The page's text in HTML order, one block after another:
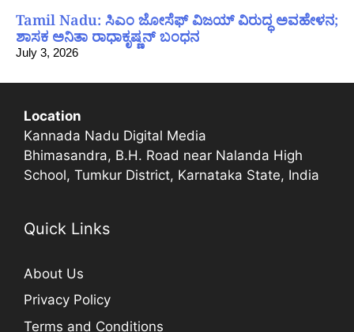
Tamil Nadu: ಸಿಎಂ ಜೋಸೆಫ್ ವಿಜಯ್ ವಿರುದ್ಧ ಅವಹೇಳನ;
ಶಾಸಕ ಅನಿತಾ ರಾಧಾಕೃಷ್ಣನ್ ಬಂಧನ
July 3, 2026
Location
Kannada Nadu Digital Media
Bhimasandra, B.H. Road near Nalanda High
School, Tumkur District, Karnataka State, India
Quick Links
About Us
Privacy Policy
Terms and Conditions